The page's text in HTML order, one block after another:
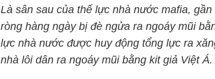
Là sân sau của thế lực nhà nước mafia,
ròng hàng ngày bị đè ngửa ra ngoáy mũi
lực nhà nước được huy động tổng lực ra
nhà lôi dân ra ngoáy mũi bằng kit giả Việt Á.